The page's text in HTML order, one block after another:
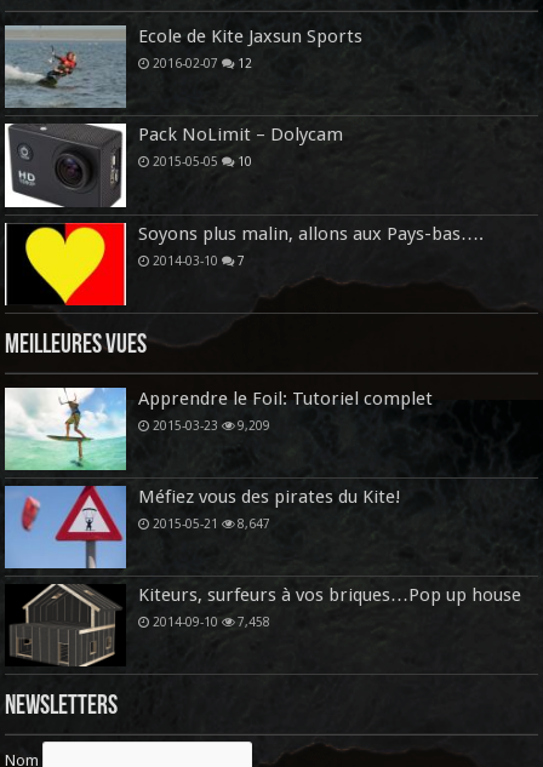
Ecole de Kite Jaxsun Sports
2016-02-07 12
Pack NoLimit – Dolycam
2015-05-05 10
Soyons plus malin, allons aux Pays-bas….
2014-03-10 7
Meilleures vues
Apprendre le Foil: Tutoriel complet
2015-03-23 9,209
Méfiez vous des pirates du Kite!
2015-05-21 8,647
Kiteurs, surfeurs à vos briques…Pop up house
2014-09-10 7,458
Newsletters
Nom